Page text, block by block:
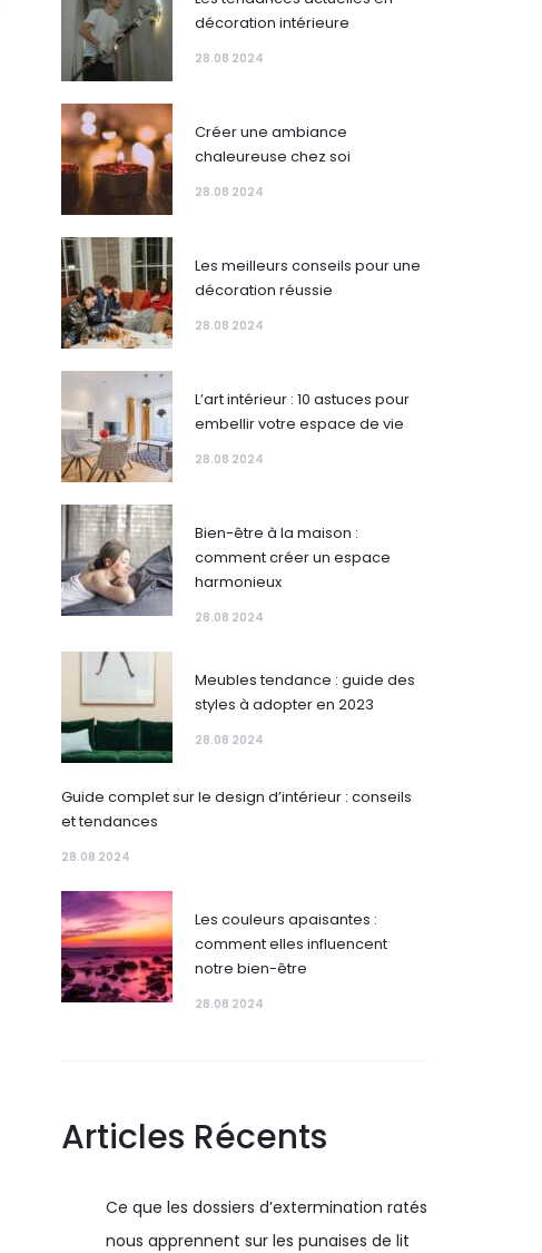
décoration intérieure
28.08 2024
Créer une ambiance
chaleureuse chez soi
28.08 2024
Les meilleurs conseils pour une
décoration réussie
28.08 2024
L’art intérieur : 10 astuces pour
embellir votre espace de vie
28.08 2024
Bien-être à la maison :
comment créer un espace
harmonieux
28.08 2024
Meubles tendance : guide des
styles à adopter en 2023
28.08 2024
Guide complet sur le design d’intérieur : conseils
et tendances
28.08 2024
Les couleurs apaisantes :
comment elles influencent
notre bien-être
28.08 2024
Articles Récents
Ce que les dossiers d’extermination ratés
nous apprennent sur les punaises de lit